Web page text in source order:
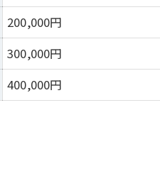
200,000円
300,000円
400,000円